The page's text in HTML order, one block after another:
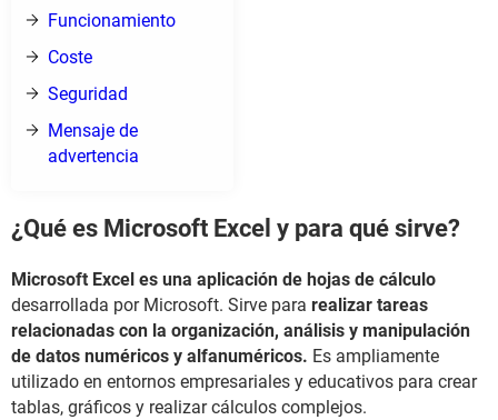
Funcionamiento
Coste
Seguridad
Mensaje de
advertencia
¿Qué es Microsoft Excel y para qué sirve?
Microsoft Excel es una aplicación de hojas de cálculo
desarrollada por Microsoft. Sirve para realizar tareas
relacionadas con la organización, análisis y manipulación
de datos numéricos y alfanuméricos. Es ampliamente
utilizado en entornos empresariales y educativos para crear
tablas, gráficos y realizar cálculos complejos.